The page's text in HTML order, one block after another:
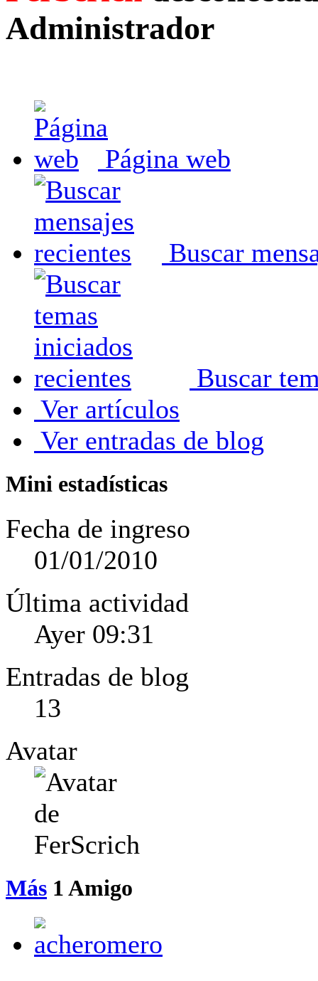
Administrador
Página web
Buscar
Buscar
Ver artículos
Ver entradas de blog
Mini estadísticas
Fecha de ingreso
01/01/2010
Última actividad
Ayer 09:31
Entradas de blog
13
Avatar
Más 1 Amigo